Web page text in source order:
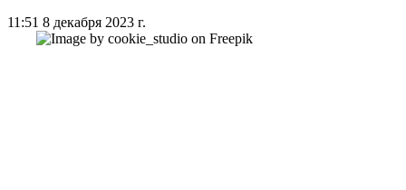
11:51 8 декабря 2023 г.